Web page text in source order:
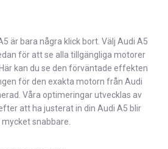
är bara några klick bort. Välj Audi A5
för att se alla tillgängliga motorer
kan du se den förväntade effekten
för den exakta motorn från Audi
Våra optimeringar utvecklas av
att ha justerat in din Audi A5 blir
snabbare.